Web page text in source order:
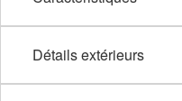
Détails extérieurs